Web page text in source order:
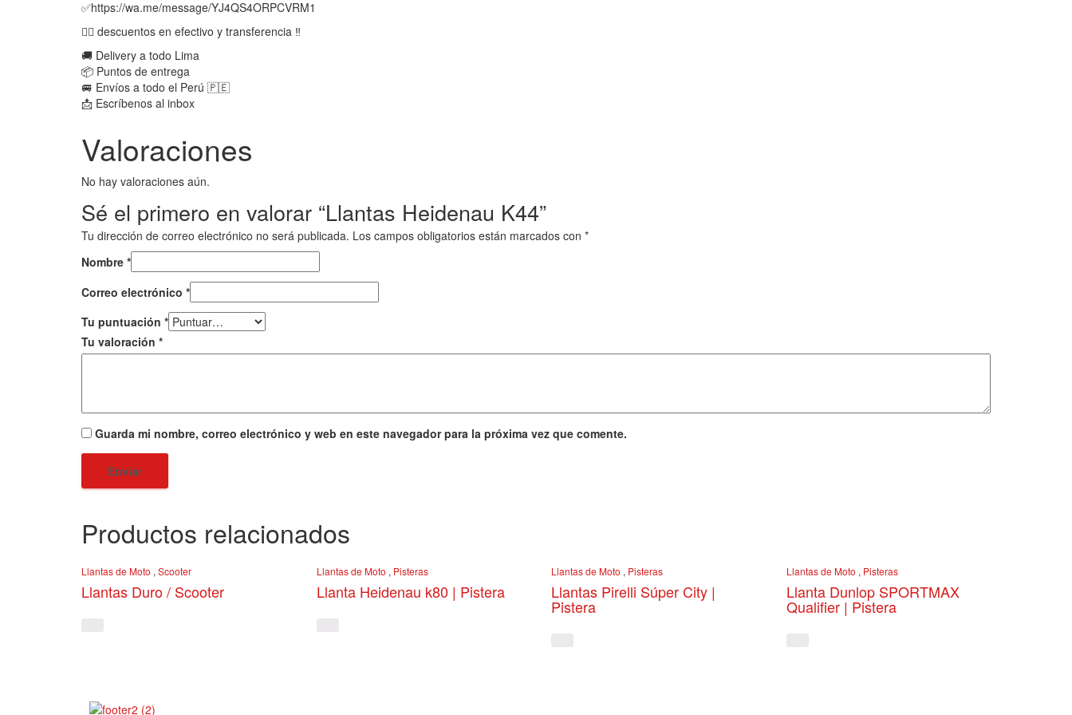
✅https://wa.me/message/YJ4QS4ORPCVRM1
👉🏻 descuentos en efectivo y transferencia ‼️
🚚 Delivery a todo Lima
📦 Puntos de entrega
🚐 Envíos a todo el Perú 🇵🇪
📩 Escríbenos al inbox
Valoraciones
No hay valoraciones aún.
Sé el primero en valorar “Llantas Heidenau K44”
Tu dirección de correo electrónico no será publicada. Los campos obligatorios están marcados con *
Nombre *
Correo electrónico *
Tu puntuación *
Tu valoración *
Guarda mi nombre, correo electrónico y web en este navegador para la próxima vez que comente.
Productos relacionados
Llantas de Moto , Scooter
Llantas Duro / Scooter
Llantas de Moto , Pisteras
Llanta Heidenau k80 | Pistera
Llantas de Moto , Pisteras
Llantas Pirelli Súper City |
Pistera
Llantas de Moto , Pisteras
Llanta Dunlop SPORTMAX
Qualifier | Pistera